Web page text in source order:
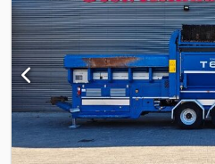
ilanları, teklifleri ve fiyatları ile
sözleşmeler ve bu sözleşmelere
için Heinhuis'in Genel İş Koşulları
şekliyle, Heinhuis'in Genel İş
ve bu koşullardan haberdar
Fiyatlarımız, net ihracat fiyatlarıdır.
Üretim yılı: 2015 Renk: Turuncu
Bilgiler Yakıt türü: Dizel Tahrik:
Ölçüler (U x G x Y): 1100 x 255 x